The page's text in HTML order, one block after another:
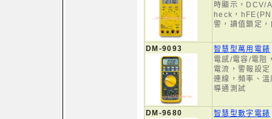
時顯示，DCV/
heck，
警，讀值鎖定
DM-9093
智慧型萬用電錶
電感/電容/電阻
電流，警報設
連線，頻率、
導通測試
DM-9680
智慧型數字電錶